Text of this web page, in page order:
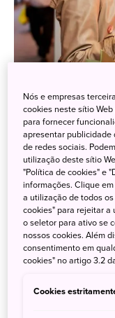
Conhecendo o
comercial de
6 de Março de 2026
Ao visitar o Japão,
culturais que o país
com modelos de
comuns pelo
feiras permitem
das cidades e
Nós e empresas
cookies neste sítio
para fornecer
apresentar
de redes sociais.
utilização deste sítio
"Política de cookies" e
informações. Clique
a utilização de todos
cookies" para rejeitar a
o seletor para ativo se
nossos cookies. Além
consentimento em
cookies" no artigo 3.2
Cookies